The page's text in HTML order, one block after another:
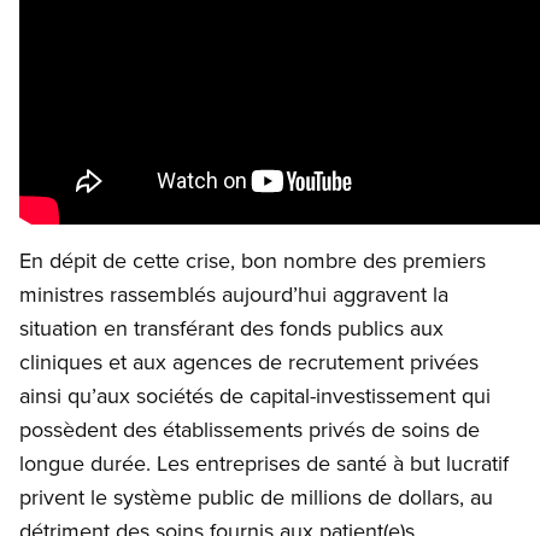
En dépit de cette crise, bon nombre des premiers
ministres rassemblés aujourd’hui aggravent la
situation en transférant des fonds publics aux
cliniques et aux agences de recrutement privées
ainsi qu’aux sociétés de capital-investissement qui
possèdent des établissements privés de soins de
longue durée. Les entreprises de santé à but lucratif
privent le système public de millions de dollars, au